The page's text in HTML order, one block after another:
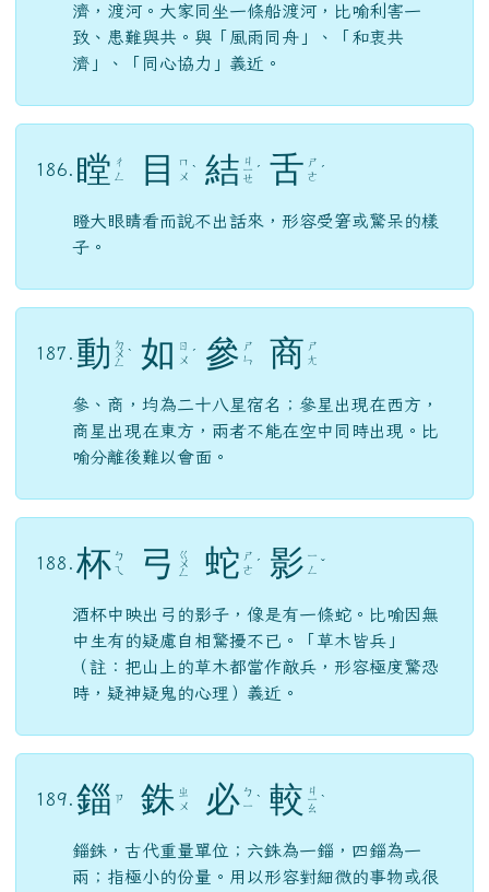
濟，渡河。大家同坐一條船渡河，比喻利害一
致、患難與共。與「風雨同舟」、「和衷共
濟」、「同心協力」義近。
186. 瞠 ㄔ
ㄥ
目
ㄇ
ㄨ ˋ 結 ㄐ
ㄧ
ㄝ
ˊ 舌 ㄕ
ㄜ ˊ
瞪大眼睛看而說不出話來，形容受窘或驚呆的樣
子。
187. 動 ㄉ
ㄨ
ㄥ
ˋ 如 ㄖ
ㄨ ˊ 參 ㄕ
ㄣ
商 ㄕ
ㄤ
參、商，均為二十八星宿名；參星出現在西方，
商星出現在東方，兩者不能在空中同時出現。比
喻分離後難以會面。
188. 杯 ㄅ
ㄟ
弓 ㄍ
ㄨ
ㄥ 蛇 ㄕ
ㄜ ˊ 影 ㄧ
ㄥ ˇ
酒杯中映出弓的影子，像是有一條蛇。比喻因無
中生有的疑慮自相驚擾不已。「草木皆兵」
（註：把山上的草木都當作敵兵，形容極度驚恐
時，疑神疑鬼的心理）義近。
189. 錙 ㄗ 銖 ㄓ
ㄨ
必 ㄅ
ㄧ ˋ 較 ㄐ
ㄧ
ㄠ
ˋ
錙銖，古代重量單位；六銖為一錙，四錙為一
兩；指極小的份量。用以形容對細微的事物或很